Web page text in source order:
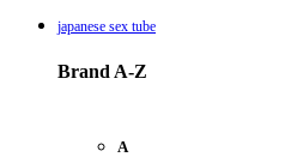
japanese sex tube
Brand A-Z
A